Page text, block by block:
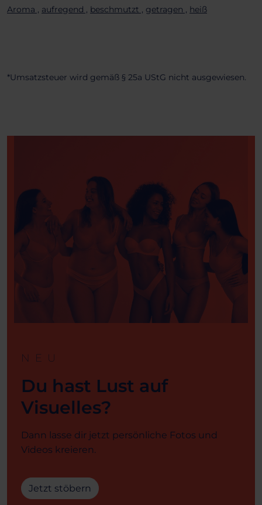
Aroma , aufregend , beschmutzt , getragen , heiß
*Umsatzsteuer wird gemäß § 25a UStG nicht ausgewiesen.
NEU
Du hast Lust auf
Visuelles?
Dann lasse dir jetzt persönliche Fotos und
Videos kreieren.
Jetzt stöbern